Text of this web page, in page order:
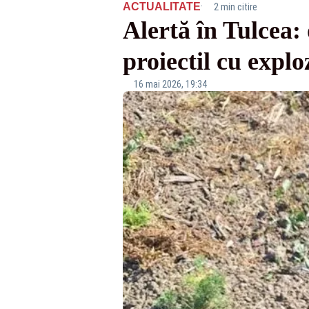
ACTUALITATE· 2 min citire
Alertă în Tulcea:
proiectil cu
16 mai 2026, 19:34